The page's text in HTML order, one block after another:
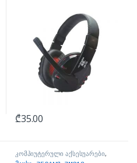
₾35.00
კომპიუტერული აქსესუარები,
მაუსები